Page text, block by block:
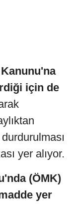
Kanunu'na
için de
yer alıyor.
(ÖMK)
yer